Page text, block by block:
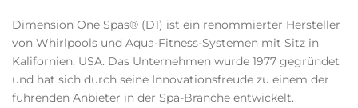
Dimension One Spas® (D1) ist ein renommierter Hersteller
von Whirlpools und Aqua-Fitness-Systemen mit Sitz in
Kalifornien, USA. Das Unternehmen wurde 1977 gegründet
und hat sich durch seine Innovationsfreude zu einem der
führenden Anbieter in der Spa-Branche entwickelt.